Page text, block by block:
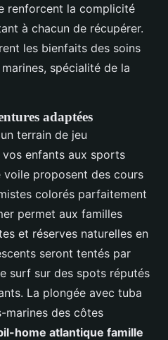
renforcent la complicité
à chacun de récupérer.
les bienfaits des soins
spécialité de la
adaptées
terrain de jeu
enfants aux sports
voile proposent des cours
colorés parfaitement
permet aux familles
et réserves naturelles en
seront tentés par
surf sur des spots réputés
La plongée avec tuba
marines des côtes
home atlantique famille